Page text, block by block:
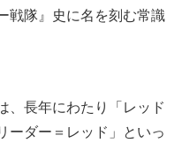
戦隊』史に名を刻む常識
長年にわたり「レッド
ーダー＝レッド」といっ